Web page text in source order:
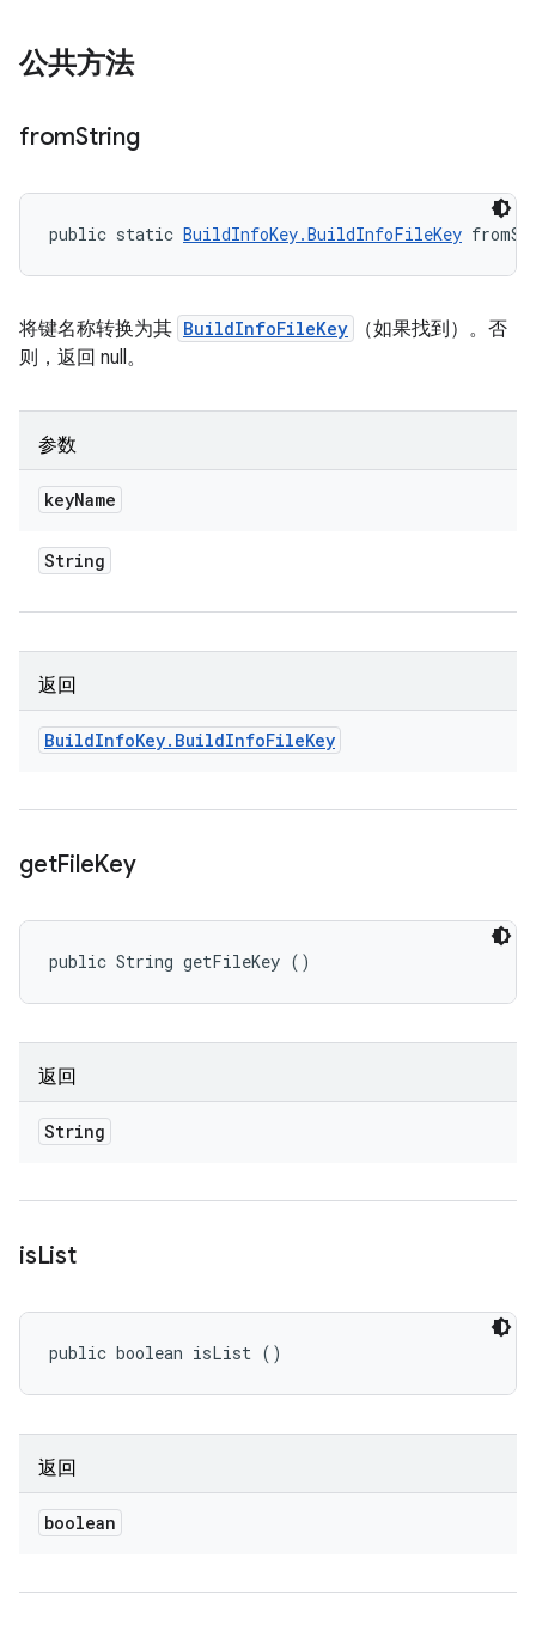
公共方法
fromString
public static BuildInfoKey.BuildInfoFileKey
将键名称转换为其 BuildInfoFileKey
（如果找到）。否
则，返回 null。
参数
keyName
String
返回
BuildInfoKey. BuildInfoFileKey
getFileKey
public String getFileKey ()
返回
String
isList
public boolean isList ()
返回
boolean